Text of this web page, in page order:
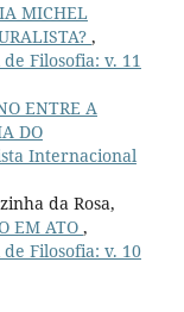
MICHEL
,
Filosofia: v. 11
ENTRE A
DO
Internacional
da Rosa,
EM ATO ,
Filosofia: v. 10